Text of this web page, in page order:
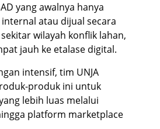
yang awalnya hanya
atau dijual secara
wilayah konflik lahan,
jauh ke etalase digital.
intensif, tim UNJA
produk ini untuk
lebih luas melalui
platform marketplace